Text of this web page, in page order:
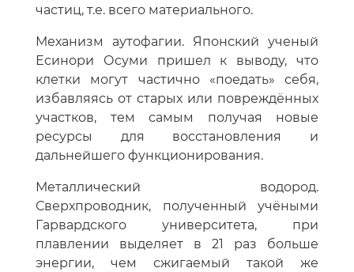
частиц, т.е. всего материального.
Механизм аутофагии. Японский ученый
Есинори Осуми пришел к выводу, что
клетки могут частично «поедать» себя,
избавляясь от старых или повреждённых
участков, тем самым получая новые
ресурсы для восстановления и
дальнейшего функционирования.
Металлический водород.
Сверхпроводник, полученный учёными
Гарвардского университета, при
плавлении выделяет в 21 раз больше
энергии, чем сжигаемый такой же